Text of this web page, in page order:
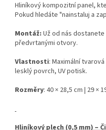
Hliníkový kompozitní panel,
Pokud hledáte "nainstaluj a
Montáž: Už od nás
předvrtanými otvory.
Vlastnosti: Maximální
lesklý povrch, UV potisk.
Rozměry: 40 × 28,5 cm | 29 ×
Hliníkový plech (0,5 mm) –